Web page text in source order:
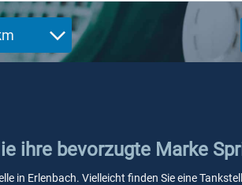
ihre bevorzugte Marke
in Erlenbach. Vielleicht finden Sie eine